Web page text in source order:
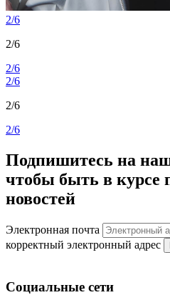
2/6
2/6
2/6
2/6
2/6
2/6
Подпишитесь на
чтобы быть в курсе
новостей
Электронная почта
корректный электронный адрес
Социальные сети